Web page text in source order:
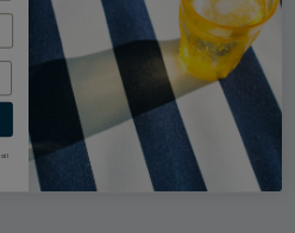
i sten, hvor
design. Vores bordskånere er
natur materialer. Ydermere er
og rester fra bl.a.
spild.